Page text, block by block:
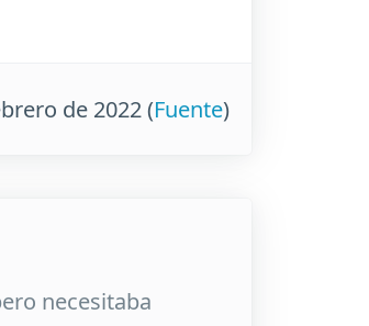
de 2022(Fuente)
necesitaba